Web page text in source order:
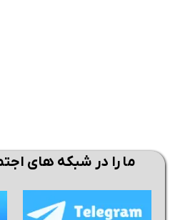
ما را در شبکه های